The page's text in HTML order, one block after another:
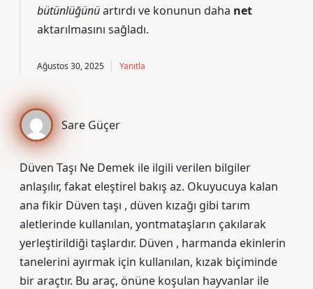
bütünlüğünüartırdı ve konunun daha net
aktarılmasını sağladı.
Ağustos 30, 2025 Yanıtla
Sare Güçer
Düven Taşı Ne Demek ile ilgili verilen bilgiler
anlaşılır, fakat eleştirel bakış az. Okuyucuya kalan
ana fikir Düven taşı , düven kızağı gibi tarım
aletlerinde kullanılan, yontmataşların çakılarak
yerleştirildiği taşlardır. Düven , harmanda ekinlerin
tanelerini ayırmak için kullanılan, kızak biçiminde
bir araçtır. Bu araç, önüne koşulan hayvanlar ile